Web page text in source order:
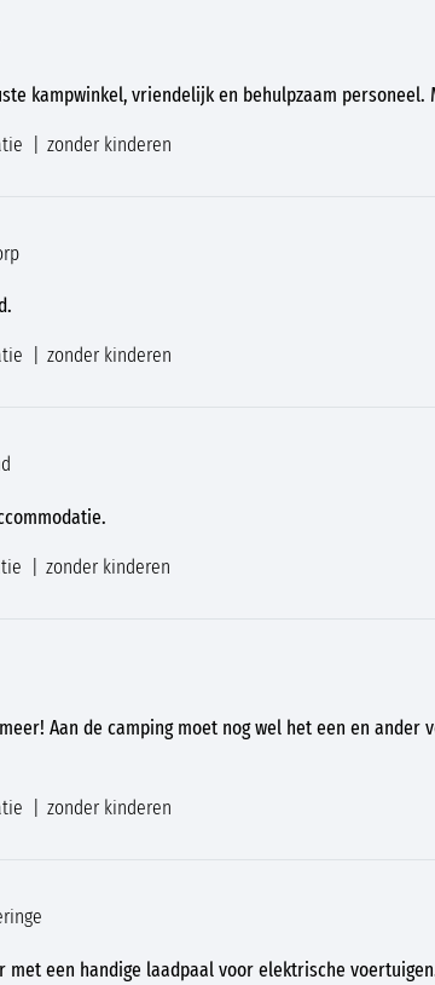
kampwinkel, vriendelijk en behulpzaam personeel.
zonder kinderen
zonder kinderen
zonder kinderen
Aan de camping moet nog wel het een en
zonder kinderen
met een handige laadpaal voor elektrische